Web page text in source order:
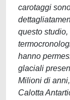
carotaggi
questo
hanno
glaciali
Milioni di
Calotta